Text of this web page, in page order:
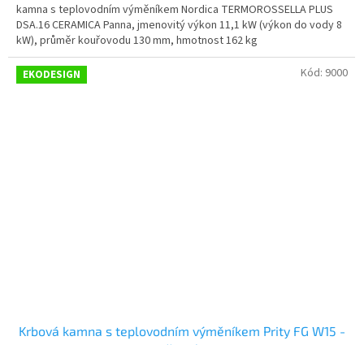
kamna s teplovodním výměníkem Nordica TERMOROSSELLA PLUS
DSA.16 CERAMICA Panna, jmenovitý výkon 11,1 kW (výkon do vody 8
kW), průměr kouřovodu 130 mm, hmotnost 162 kg
EKODESIGN
Krbová kamna s teplovodním výměníkem Prity FG W15 -
Kód: 9000